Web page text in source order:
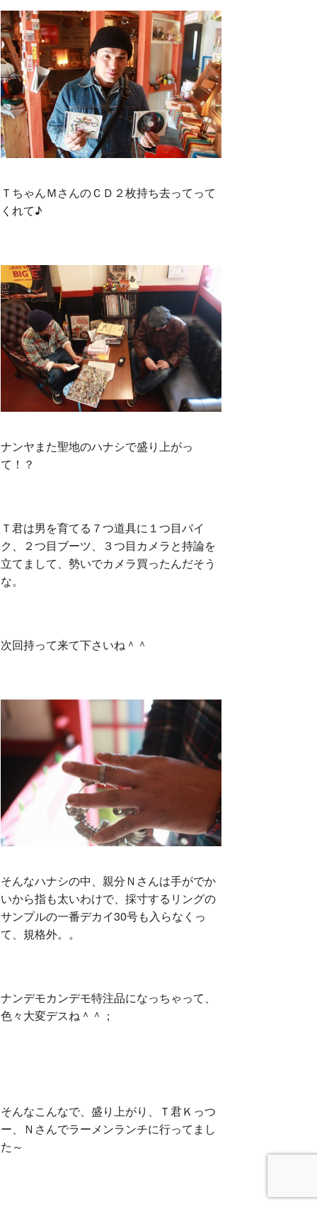
ＴちゃんＭさんのＣＤ２枚持ち去ってって
くれて♪
ナンヤまた聖地のハナシで盛り上がっ
て！？
Ｔ君は男を育てる７つ道具に１つ目バイ
ク、２つ目ブーツ、３つ目カメラと持論を
立てまして、勢いでカメラ買ったんだそう
な。
次回持って来て下さいね＾＾
そんなハナシの中、親分Ｎさんは手がでか
いから指も太いわけで、採寸するリングの
サンプルの一番デカイ30号も入らなくっ
て、規格外。。
ナンデモカンデモ特注品になっちゃって、
色々大変デスね＾＾；
そんなこんなで、盛り上がり、Ｔ君Ｋっつ
ー、Ｎさんでラーメンランチに行ってまし
た～